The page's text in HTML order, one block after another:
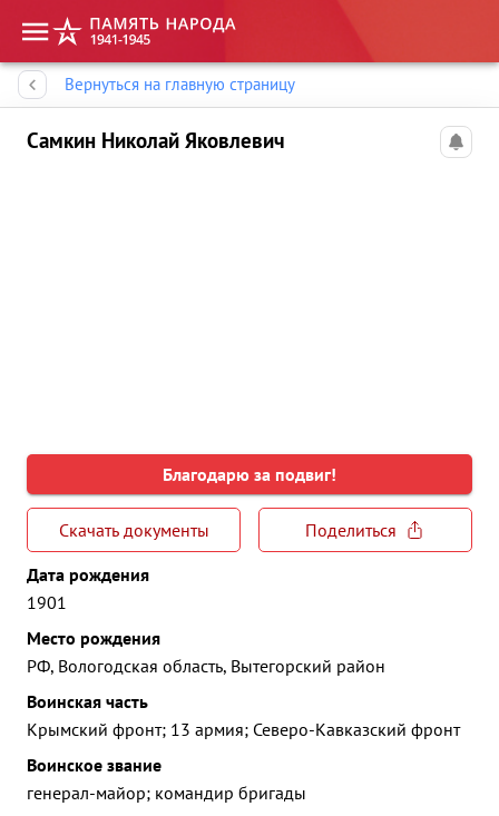
Вернуться на главную страницу
Самкин Николай Яковлевич
Благодарю за подвиг!
Скачать документы
Поделиться
Дата рождения
1901
Место рождения
РФ, Вологодская область, Вытегорский район
Воинская часть
Крымский фронт; 13 армия; Северо-Кавказский фронт
Воинское звание
генерал-майор; командир бригады
Память народа